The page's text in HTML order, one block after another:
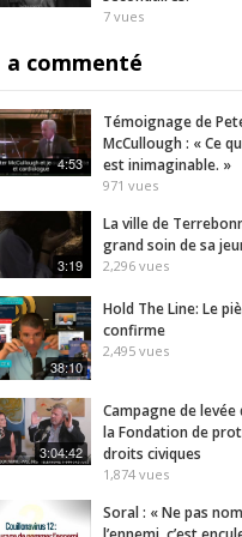
7 vues
a commenté
4:53
Témoignage de
McCullough : « Ce
est inimaginable. »
971 vues
3:19
La ville de
grand soin de sa
2,296 vues
38:10
Hold The Line: Le
confirme
2,495 vues
3:04:42
Campagne de
la Fondation de
droits civiques
1,874 vues
Soral : « Ne pas